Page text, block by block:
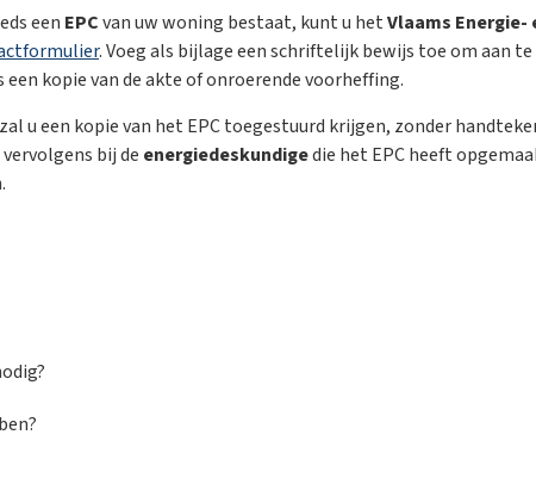
een EPCvan uw woning bestaat, kunt u hetVlaams
. Voeg als bijlage een schriftelijk bewijs toe om aan
kopie van de akte of onroerende voorheffing.
u een kopie van het EPC toegestuurd krijgen, zonder
bij de energiedeskundigedie het EPC heeft